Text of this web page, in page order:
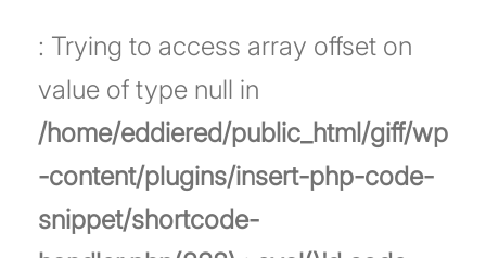
: Trying to access array offset on
value of type null in
/home/eddiered/public_html/giff/wp
-content/plugins/insert-php-code-
snippet/shortcode-